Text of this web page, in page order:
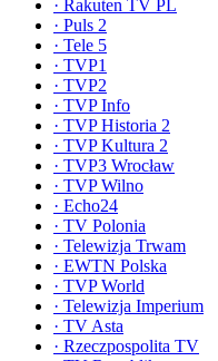
· Rakuten TV PL
· Puls 2
· Tele 5
· TVP1
· TVP2
· TVP Info
· TVP Historia 2
· TVP Kultura 2
· TVP3 Wrocław
· TVP Wilno
· Echo24
· TV Polonia
· Telewizja Trwam
· EWTN Polska
· TVP World
· Telewizja Imperium
· TV Asta
· Rzeczpospolita TV